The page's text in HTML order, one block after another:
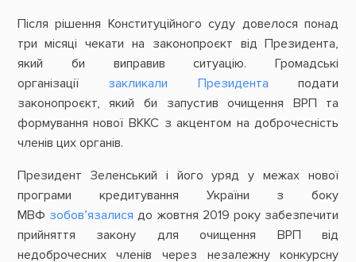
Після рішення Конституційного суду довелося понад
три місяці чекати на законопроєкт від Президента,
який би виправив ситуацію. Громадські
організаціїзакликали Президента подати
законопроєкт, який би запустив очищення ВРП та
формування нової ВККС з акцентом на доброчесність
членів цих органів.
Президент Зеленський і його уряд у межах нової
програми кредитування України з боку
МВФ зобов’язалися до жовтня 2019 року забезпечити
прийняття закону для очищення ВРП від
недоброчесних членів через незалежну конкурсну